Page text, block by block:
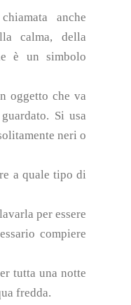
anche
calma, della
è un simbolo
oggetto che va
Si usa
neri o
a quale tipo di
per essere
compiere
tutta una notte
fredda.